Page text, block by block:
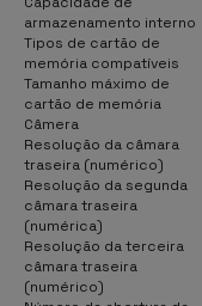
armazenamento interno
Tipos de cartão de
memória compatíveis
Tamanho máximo de
cartão de memória
Câmera
Resolução da câmara
traseira (numérico)
Resolução da segunda
câmara traseira
(numérica)
Resolução da terceira
câmara traseira
(numérico)